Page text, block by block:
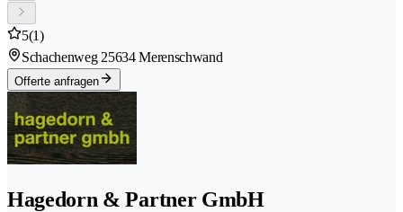
5(1)
Schachenweg 25634 Merenschwand
Offerte anfragen
Hagedorn & Partner GmbH